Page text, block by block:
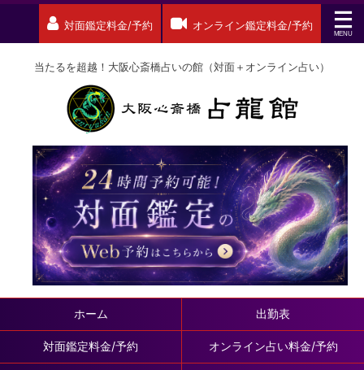
対面鑑定料金/予約 オンライン鑑定料金/予約
当たるを超越！大阪心斎橋占いの館（対面＋オンライン占い）
ホーム 出勤表
対面鑑定料金/予約 オンライン占い料金/予約